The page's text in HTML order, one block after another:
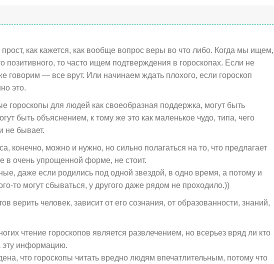
прост, как кажется, как вообще вопрос веры во что либо. Когда мы ищем,
позитивного, то часто ищем подтверждения в гороскопах. Если не
говорим — все врут. Или начинаем ждать плохого, если гороскоп
это.
гороскопы для людей как своеобразная поддержка, могут быть
быть объяснением, к тому же это как маленькое чудо, типа, чего
не бывает.
конечно, можно и нужно, но сильно полагаться на то, что предлагает
в очень упрощенной форме, не стоит.
даже если родились под одной звездой, в одно время, а потому и
то могут сбываться, у другого даже рядом не проходило.))
верить человек, зависит от его сознания, от образованности, знаний,
чтение гороскопов является развлечением, но всерьез вряд ли кто
эту информацию.
что гороскопы читать вредно людям впечатлительным, потому что